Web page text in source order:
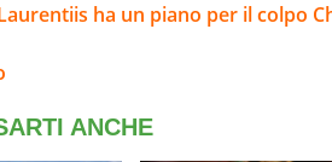
ha un piano per il colpo